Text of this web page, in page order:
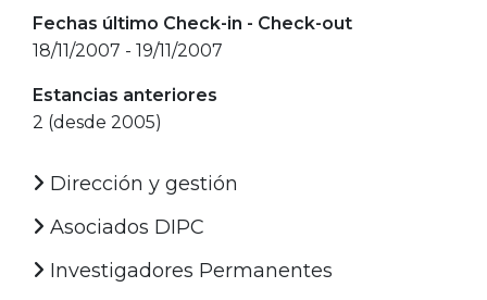
Fechas último Check-in - Check-out
18/11/2007 - 19/11/2007
Estancias anteriores
2 (desde 2005)
Dirección y gestión
Asociados DIPC
Investigadores Permanentes